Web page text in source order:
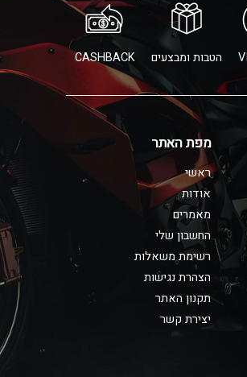
הטבות ומבצעים CASHBACK
מפת האתר
ראשי
אודות
מאמרים
החשבון שלי
רשימת משאלות
הצהרת נגישות
תקנון האתר
יצירת קשר